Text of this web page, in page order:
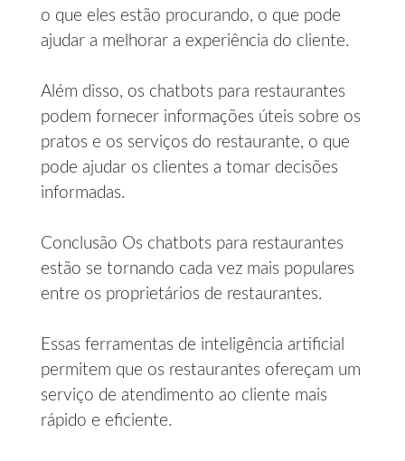
o que eles estão procurando, o que pode
ajudar a melhorar a experiência do cliente.
Além disso, os chatbots para restaurantes
podem fornecer informações úteis sobre os
pratos e os serviços do restaurante, o que
pode ajudar os clientes a tomar decisões
informadas.
Conclusão Os chatbots para restaurantes
estão se tornando cada vez mais populares
entre os proprietários de restaurantes.
Essas ferramentas de inteligência artificial
permitem que os restaurantes ofereçam um
serviço de atendimento ao cliente mais
rápido e eficiente.